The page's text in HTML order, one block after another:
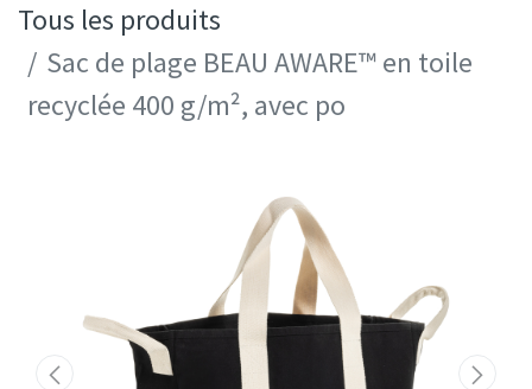
Tous les produits
Sac de plage BEAU AWARE™ en toile
recyclée 400 g/m², avec po